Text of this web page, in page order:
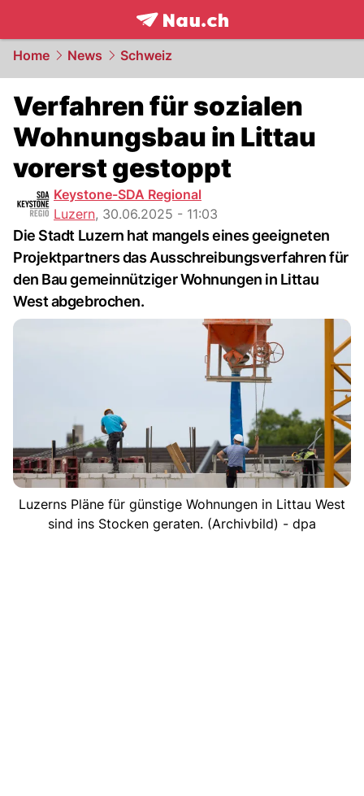
frontpage.NAU.ch
Home News Schweiz
Verfahren für sozialen
Wohnungsbau in Littau
vorerst gestoppt
Keystone-SDA Regional
Luzern, 30.06.2025 - 11:03
Die Stadt Luzern hat mangels eines geeigneten
Projektpartners das Ausschreibungsverfahren für
den Bau gemeinnütziger Wohnungen in Littau
West abgebrochen.
Luzerns Pläne für günstige Wohnungen in Littau West
sind ins Stocken geraten. (Archivbild) - dpa